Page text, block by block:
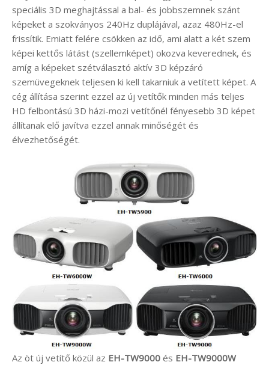
speciális 3D meghajtással a bal- és jobbszemnek szánt
képeket a szokványos 240Hz duplájával, azaz 480Hz-el
frissítik. Emiatt felére csökken az idő, ami alatt a két szem
képei kettős látást (szellemképet) okozva keverednek, és
amíg a képeket szétválasztó aktív 3D képzáró
szemüvegeknek teljesen ki kell takarniuk a vetített képet. A
cég állítása szerint ezzel az új vetítők minden más teljes
HD felbontású 3D házi-mozi vetítőnél fényesebb 3D képet
állítanak elő javítva ezzel annak minőségét és
élvezhetőségét.
Az öt új vetítő közül az EH-TW9000 és EH-TW9000W